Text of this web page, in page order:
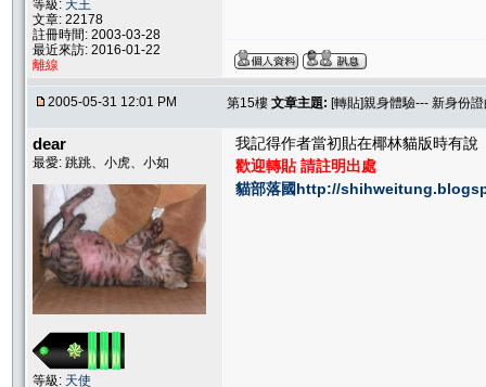
等級: 天王
文章: 22178
註冊時間: 2003-03-28
最近來訪: 2016-01-22
離線
2005-05-31 12:01 PM 第15樓 文章主題: [轉貼]親身體驗--- 新身份
dear
最愛: 跳跳、小虎、小如
等級: 天使
我記得作者當初貼在椰林貓版時有說
歡迎轉貼 請註明出處
貓部落國http://